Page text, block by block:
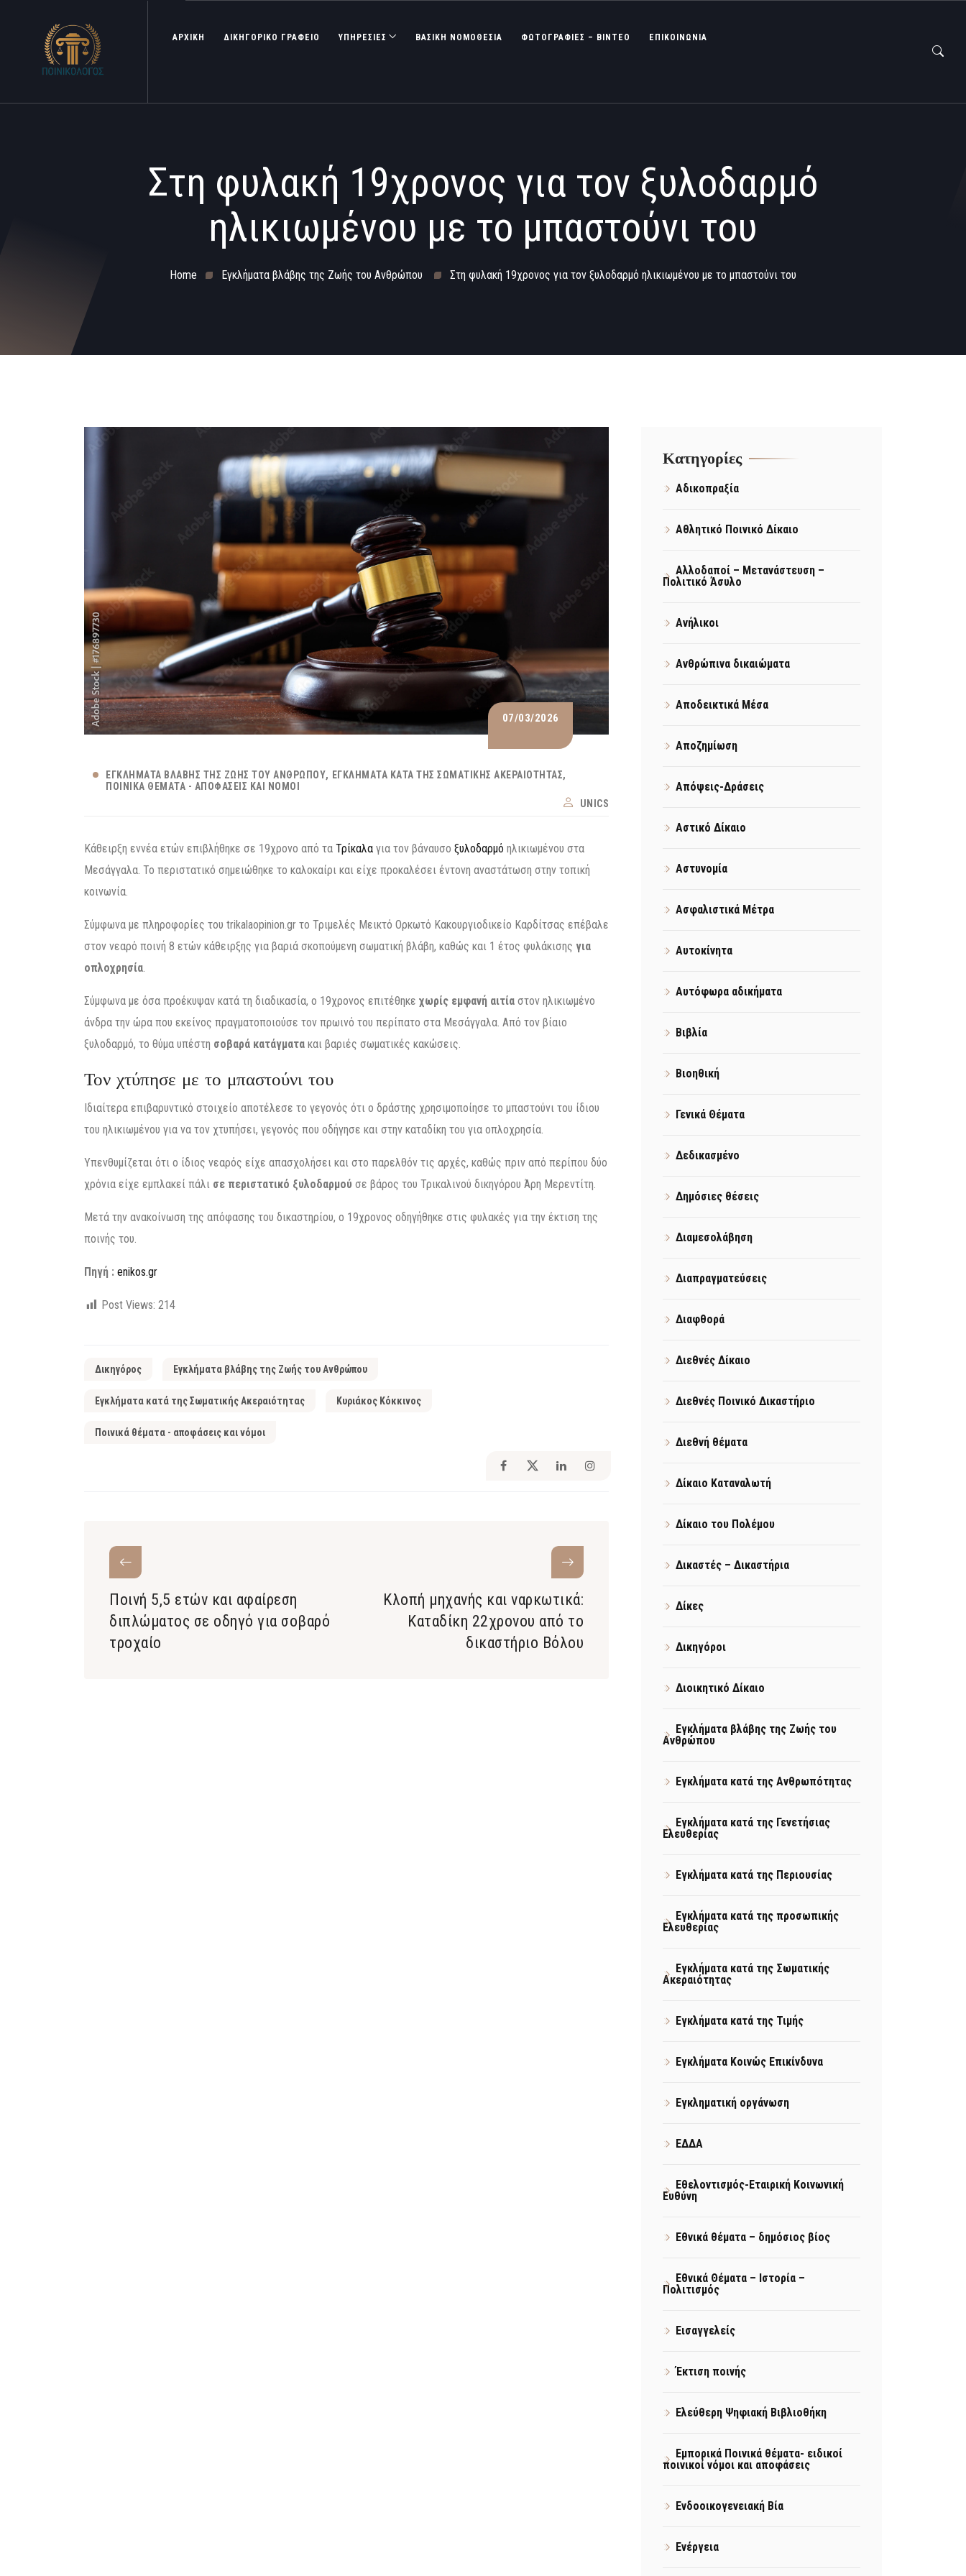
ΑΡΧΙΚΗ ΔΙΚΗΓΟΡΙΚΟ ΓΡΑΦΕΙΟ ΥΠΗΡΕΣΙΕΣ ΒΑΣΙΚΉ ΝΟΜΟΘΕΣΊΑ ΦΩΤΟΓΡΑΦΊΕΣ – ΒΊΝΤΕΟ ΕΠΙΚΟΙΝΩΝΙΑ
Στη φυλακή 19χρονος για τον ξυλοδαρμό
ηλικιωμένου με το μπαστούνι του
Home Εγκλήματα βλάβης της Ζωής του Ανθρώπου Στη φυλακή 19χρονος για τον ξυλοδαρμό ηλικιωμένου με το μπαστούνι του
07/03/2026
ΕΓΚΛΉΜΑΤΑ ΒΛΆΒΗΣ ΤΗΣ ΖΩΉΣ ΤΟΥ ΑΝΘΡΏΠΟΥ
ΕΓΚΛΉΜΑΤΑ ΚΑΤΆ ΤΗΣ ΣΩΜΑΤΙΚΉΣ ΑΚΕΡΑΙΌΤΗΤΑΣ
ΠΟΙΝΙΚΆ ΘΈΜΑΤΑ - ΑΠΟΦΆΣΕΙΣ ΚΑΙ ΝΌΜΟΙ
UNICS
Κάθειρξη εννέα ετών επιβλήθηκε σε 19χρονο από τα Τρίκαλα για τον βάναυσο ξυλοδαρμό ηλικιωμένου στα
Μεσάγγαλα. Το περιστατικό σημειώθηκε το καλοκαίρι και είχε προκαλέσει έντονη αναστάτωση στην τοπική
κοινωνία.
Σύμφωνα με πληροφορίες του trikalaopinion.gr το Τριμελές Μεικτό Ορκωτό Κακουργιοδικείο Καρδίτσας επέβαλε
στον νεαρό ποινή 8 ετών κάθειρξης για βαριά σκοπούμενη σωματική βλάβη, καθώς και 1 έτος φυλάκισης για
οπλοχρησία
Σύμφωνα με όσα προέκυψαν κατά τη διαδικασία, ο 19χρονος επιτέθηκε χωρίς εμφανή αιτία στον ηλικιωμένο
άνδρα την ώρα που εκείνος πραγματοποιούσε τον πρωινό του περίπατο στα Μεσάγγαλα. Από τον βίαιο
ξυλοδαρμό, το θύμα υπέστη σοβαρά κατάγματα και βαριές σωματικές κακώσεις.
Τον χτύπησε με το μπαστούνι του
Ιδιαίτερα επιβαρυντικό στοιχείο αποτέλεσε το γεγονός ότι ο δράστης χρησιμοποίησε το μπαστούνι του ίδιου
του ηλικιωμένου για να τον χτυπήσει, γεγονός που οδήγησε και στην καταδίκη του για οπλοχρησία.
Υπενθυμίζεται ότι ο ίδιος νεαρός είχε απασχολήσει και στο παρελθόν τις αρχές, καθώς πριν από περίπου δύο
χρόνια είχε εμπλακεί πάλι σε περιστατικό ξυλοδαρμού σε βάρος του Τρικαλινού δικηγόρου Άρη Μερεντίτη.
Μετά την ανακοίνωση της απόφασης του δικαστηρίου, ο 19χρονος οδηγήθηκε στις φυλακές για την έκτιση της
ποινής του.
Πηγή : enikos.gr
Post Views: 214
Δικηγόρος Εγκλήματα βλάβης της Ζωής του Ανθρώπου
Εγκλήματα κατά της Σωματικής Ακεραιότητας Κυριάκος Κόκκινος
Ποινικά θέματα - αποφάσεις και νόμοι
Ποινή 5,5 ετών και αφαίρεση
διπλώματος σε οδηγό για σοβαρό
τροχαίο
Κλοπή μηχανής και ναρκωτικά:
Καταδίκη 22χρονου από το
δικαστήριο Βόλου
Kατηγορίες
Αδικοπραξία
Αθλητικό Ποινικό Δίκαιο
Αλλοδαποί – Μετανάστευση –
Πολιτικό Άσυλο
Ανήλικοι
Ανθρώπινα δικαιώματα
Αποδεικτικά Μέσα
Αποζημίωση
Απόψεις-Δράσεις
Αστικό Δίκαιο
Αστυνομία
Ασφαλιστικά Μέτρα
Αυτοκίνητα
Αυτόφωρα αδικήματα
Βιβλία
Βιοηθική
Γενικά Θέματα
Δεδικασμένο
Δημόσιες θέσεις
Διαμεσολάβηση
Διαπραγματεύσεις
Διαφθορά
Διεθνές Δίκαιο
Διεθνές Ποινικό Δικαστήριο
Διεθνή θέματα
Δίκαιο Καταναλωτή
Δίκαιο του Πολέμου
Δικαστές – Δικαστήρια
Δίκες
Δικηγόροι
Διοικητικό Δίκαιο
Εγκλήματα βλάβης της Ζωής του
Ανθρώπου
Εγκλήματα κατά της Ανθρωπότητας
Εγκλήματα κατά της Γενετήσιας
Ελευθερίας
Εγκλήματα κατά της Περιουσίας
Εγκλήματα κατά της προσωπικής
Ελευθερίας
Εγκλήματα κατά της Σωματικής
Ακεραιότητας
Εγκλήματα κατά της Τιμής
Εγκλήματα Κοινώς Επικίνδυνα
Εγκληματική οργάνωση
ΕΔΔΑ
Εθελοντισμός-Εταιρική Κοινωνική
Ευθύνη
Εθνικά θέματα – δημόσιος βίος
Εθνικά Θέματα – Ιστορία –
Πολιτισμός
Εισαγγελείς
Έκτιση ποινής
Ελεύθερη Ψηφιακή Βιβλιοθήκη
Εμπορικά Ποινικά θέματα- ειδικοί
ποινικοί νόμοι και αποφάσεις
Ενδοοικογενειακή Βία
Ενέργεια